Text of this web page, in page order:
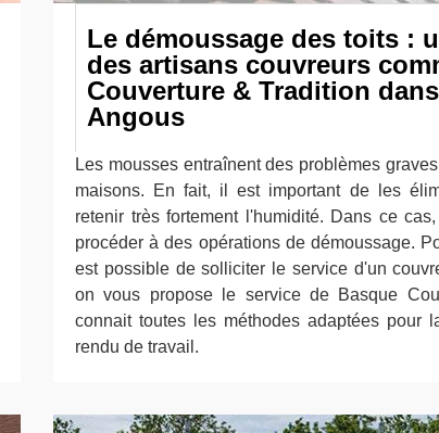
Le démoussage des toits :
des artisans couvreurs
Couverture & Tradition
Angous
Les mousses entraînent des problèmes
maisons. En fait, il est important de les
retenir très fortement l'humidité. Dans ce
procéder à des opérations de démoussage.
est possible de solliciter le service d'un
on vous propose le service de Basque
connait toutes les méthodes adaptées pour
rendu de travail.